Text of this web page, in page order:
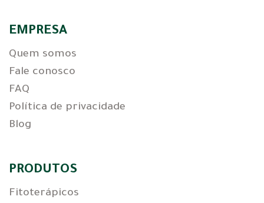
EMPRESA
Quem somos
Fale conosco
FAQ
Política de privacidade
Blog
PRODUTOS
Fitoterápicos